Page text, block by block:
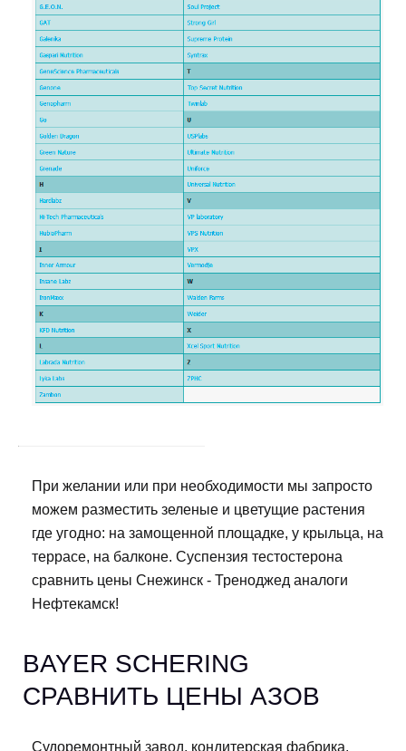
При желании или при необходимости мы запросто
можем разместить зеленые и цветущие растения
где угодно: на замощенной площадке, у крыльца, на
террасе, на балконе. Суспензия тестостерона
сравнить цены Снежинск - Треноджед аналоги
Нефтекамск!
BAYER SCHERING
СРАВНИТЬ ЦЕНЫ АЗОВ
Судоремонтный завод, кондитерская фабрика,